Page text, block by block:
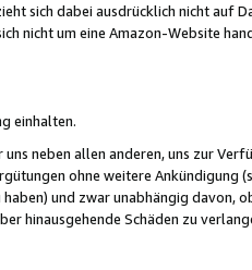
sich dabei ausdrücklich nicht auf
nicht um eine Amazon-Website
einhalten.
neben allen anderen, uns zur
ohne weitere Ankündigung
und zwar unabhängig davon,
hinausgehende Schäden zu